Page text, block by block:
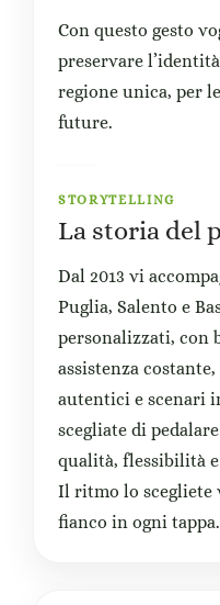
Con questo gesto
preservare
regione unica, per
future.
STORYTELLING
La storia del
Dal 2013 vi
Puglia, Salento e
personalizzati, con
assistenza
autentici e scenari
scegliate di
qualità, flessibilità
Il ritmo lo scegliete
fianco in ogni tappa.